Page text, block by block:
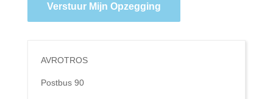
Verstuur Mijn Opzegging
AVROTROS
Postbus 90